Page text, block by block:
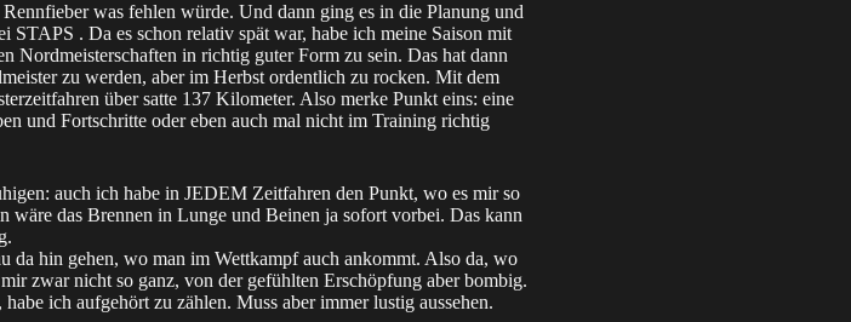
was fehlen würde. Und dann ging es in die Planung und
STAPS . Da es schon relativ spät war, habe ich meine Saison mit
Nordmeisterschaften in richtig guter Form zu sein. Das hat dann
zu werden, aber im Herbst ordentlich zu rocken. Mit dem
über satte 137 Kilometer. Also merke Punkt eins: eine
und Fortschritte oder eben auch mal nicht im Training richtig
auch ich habe in JEDEM Zeitfahren den Punkt, wo es mir so
wäre das Brennen in Lunge und Beinen ja sofort vorbei. Das kann
da hin gehen, wo man im Wettkampf auch ankommt. Also da, wo
zwar nicht so ganz, von der gefühlten Erschöpfung aber bombig.
ich aufgehört zu zählen. Muss aber immer lustig aussehen.